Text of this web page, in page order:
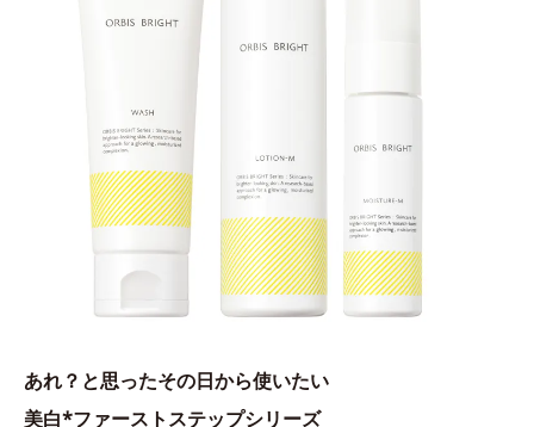
あれ？と思ったその日から使いたい
美白*ファーストステップシリーズ